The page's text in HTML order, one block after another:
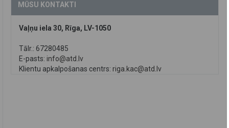
MŪSU KONTAKTI
Vaļņu iela 30, Rīga, LV-1050
Tālr.: 67280485
E-pasts: info@atd.lv
Klientu apkalpošanas centrs: riga.kac@atd.lv